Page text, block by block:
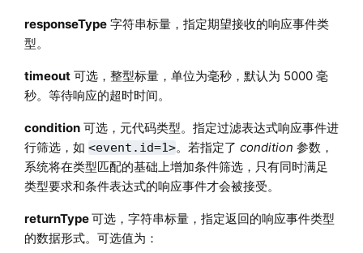
responseType字符串标量，指定期望接收的响应事件类
型。
timeout可选，整型标量，单位为毫秒，默认为 5000 毫
秒。等待响应的超时时间。
condition可选，元代码类型。指定过滤表达式响应事件进
行筛选，如 <event.id=1>。若指定了 condition 参数，
系统将在类型匹配的基础上增加条件筛选，只有同时满足
类型要求和条件表达式的响应事件才会被接受。
returnType可选，字符串标量，指定返回的响应事件类型
的数据形式。可选值为：